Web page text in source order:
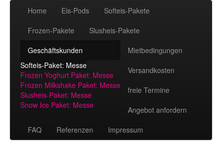
Home Eis-Pods
Softeis-Pakete
Frozen-Pakete
Slusheis-Pakete
Geschäftskunden
Softeis-Paket: Messe
Frozen Yoghurt Paket: Messe
Frozen Milkshake Paket: Messe
Slusheis-Paket: Messe
Snow Ice Paket: Messe
Mietbedingungen
Versandkosten
freie Termine
Angebot anfordern
FAQ
Referenzen Impressum